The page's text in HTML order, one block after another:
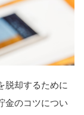
脱却するために
金のコツについ